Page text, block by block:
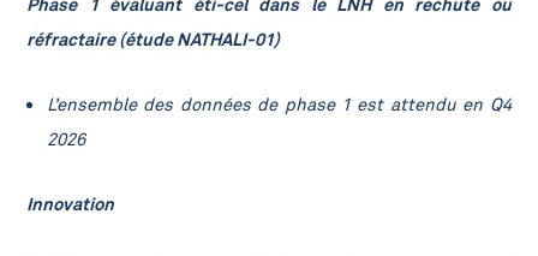
Phase 1 évaluant éti-cel dans le LNH en rechute ou
réfractaire (étude NATHALI-01)
L’ensemble des données de phase 1 est attendu en Q4
2026
Innovation